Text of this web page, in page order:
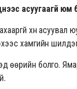
асуугаагүй юм
хүн асуувал
хамгийн
өөрийн болго.